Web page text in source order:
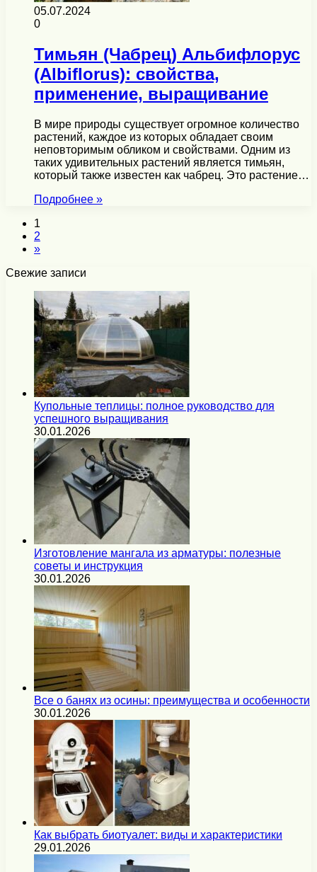
05.07.2024
0
Тимьян (Чабрец) Альбифлорус
(Albiflorus): свойства,
применение, выращивание
В мире природы существует огромное количество
растений, каждое из которых обладает своим
неповторимым обликом и свойствами. Одним из
таких удивительных растений является тимьян,
который также известен как чабрец. Это растение…
Подробнее »
1
2
»
Свежие записи
Купольные теплицы: полное руководство для
успешного выращивания
30.01.2026
Изготовление мангала из арматуры: полезные
советы и инструкция
30.01.2026
Все о банях из осины: преимущества и особенности
30.01.2026
Как выбрать биотуалет: виды и характеристики
29.01.2026